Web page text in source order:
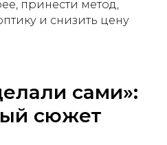
принести метод,
и снизить цену
сами»:
сюжет